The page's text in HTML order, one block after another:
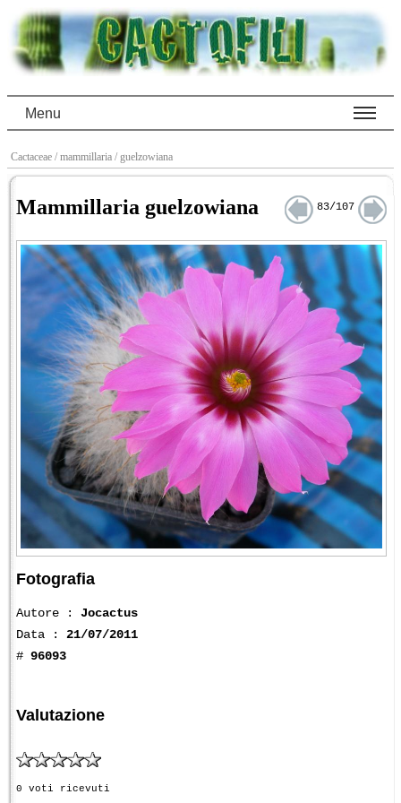
Menu
Cactaceae / mammillaria / guelzowiana
Mammillaria guelzowiana 83/107
Fotografia
Autore : Jocactus
Data : 21/07/2011
# 96093
Valutazione
0 voti ricevuti